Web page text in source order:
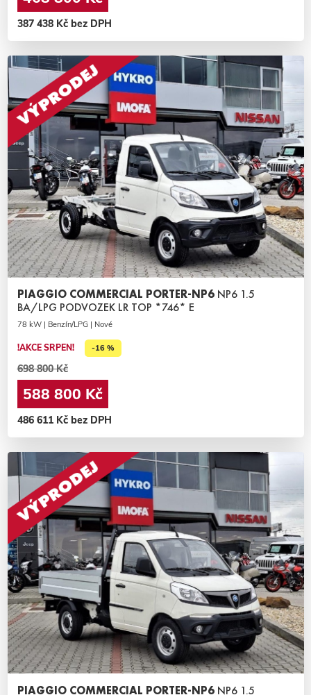
387 438 Kč bez DPH
PIAGGIO COMMERCIAL PORTER-NP6 NP6 1.5
BA/LPG PODVOZEK LR TOP *746* E
78 kW | Benzín/LPG | Nové
!AKCE SRPEN! -16 %
698 800 Kč
588 800 Kč
486 611 Kč bez DPH
PIAGGIO COMMERCIAL PORTER-NP6 NP6 1.5